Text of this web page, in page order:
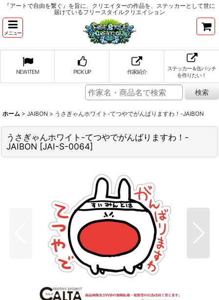
『アートで自由を繋ぐ』を旨に、クリエイターの作品を、ステッカーとして世に
届けているフリースタイルクリエイション
メニュー
NEW ITEM PICK UP 作家紹介
ステッカー＆缶バッチ
を作りたい！
ホーム > JAIBON > うさぎゃんホワイト-てつやでがんばりますわ！-JAIBON
うさぎゃんホワイト-てつやでがんばりますわ！-
JAIBON [JAI-S-0064]